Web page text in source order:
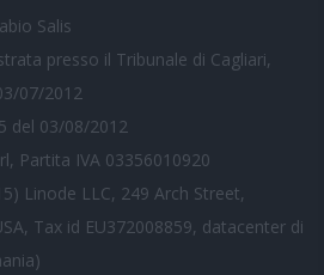
Salis
presso il Tribunale di Cagliari,
07/2012
del 03/08/2012
Partita IVA 03356010920
Linode LLC, 249 Arch Street,
Tax id EU372008859, datacenter di